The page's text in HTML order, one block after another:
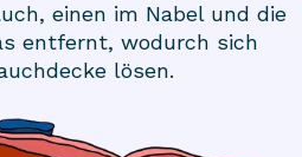
einen im Nabel und die
entfernt, wodurch sich
lösen.